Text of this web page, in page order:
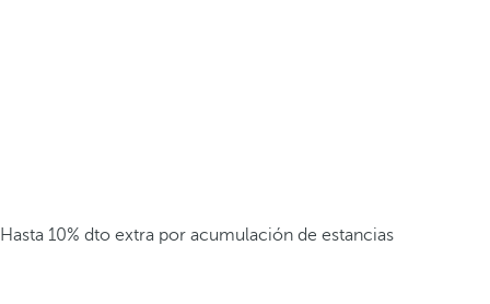
Hasta 10% dto extra por acumulación de estancias